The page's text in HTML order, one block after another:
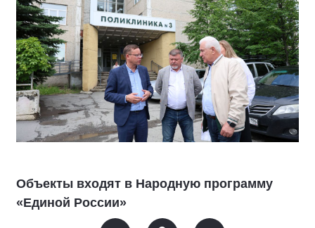
Объекты входят в Народную программу
«Единой России»